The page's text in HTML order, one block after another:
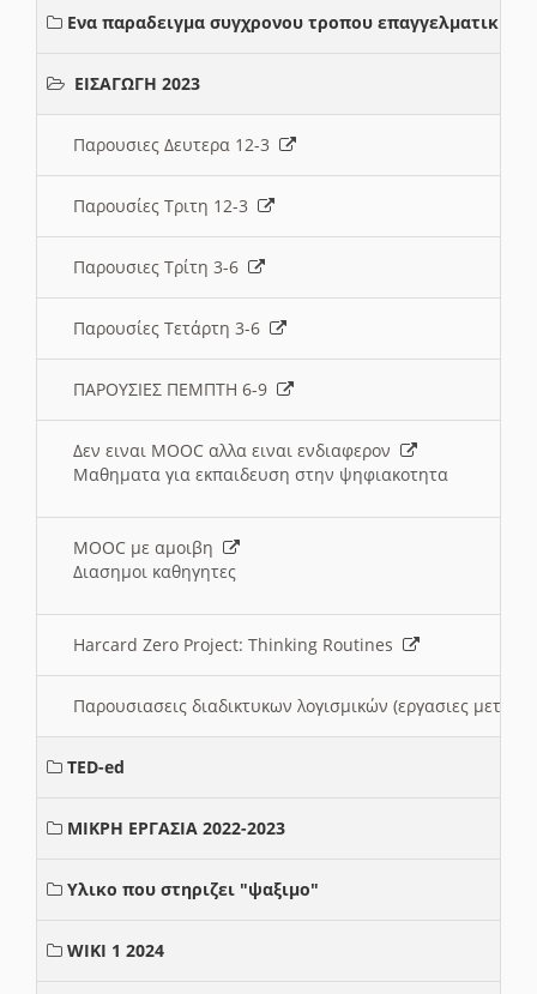
Ενα παραδειγμα συγχρονου τροπου επαγγελματικης
ΕΙΣΑΓΩΓΗ 2023
Παρουσιες Δευτερα 12-3
Παρουσίες Τριτη 12-3
Παρουσιες Τρίτη 3-6
Παρουσίες Τετάρτη 3-6
ΠΑΡΟΥΣΙΕΣ ΠΕΜΠΤΗ 6-9
Δεν ειναι MOOC αλλα ειναι ενδιαφερον
Μαθηματα για εκπαιδευση στην ψηφιακοτητα
MOOC με αμοιβη
Διασημοι καθηγητες
Harcard Zero Project: Thinking Routines
Παρουσιασεις διαδικτυκων λογισμικών (εργασιες
TED-ed
ΜΙΚΡΗ ΕΡΓΑΣΙΑ 2022-2023
Υλικο που στηριζει "ψαξιμο"
WIKI 1 2024